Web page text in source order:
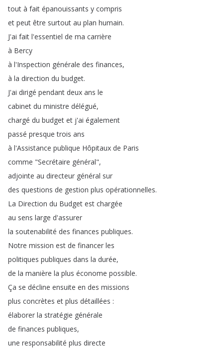
tout à fait épanouissants y compris
et peut être surtout au plan humain.
J'ai fait l'essentiel de ma carrière
à Bercy
à l'Inspection générale des finances,
à la direction du budget.
J'ai dirigé pendant deux ans le
cabinet du ministre délégué,
chargé du budget et j'ai également
passé presque trois ans
à l'Assistance publique Hôpitaux de Paris
comme "Secrétaire général",
adjointe au directeur général sur
des questions de gestion plus opérationnelles.
La Direction du Budget est chargée
au sens large d'assurer
la soutenabilité des finances publiques.
Notre mission est de financer les
politiques publiques dans la durée,
de la manière la plus économe possible.
Ça se décline ensuite en des missions
plus concrètes et plus détaillées :
élaborer la stratégie générale
de finances publiques,
une responsabilité plus directe